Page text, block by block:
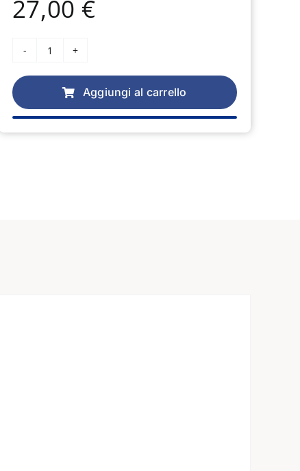
27,00€
Piedino
Pfaff
Patchwork
6
mm
Aggiungi al carrello